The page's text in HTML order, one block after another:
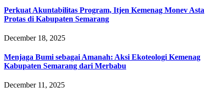
Perkuat Akuntabilitas Program, Itjen Kemenag Monev Asta
Protas di Kabupaten Semarang
December 18, 2025
Menjaga Bumi sebagai Amanah: Aksi Ekoteologi Kemenag
Kabupaten Semarang dari Merbabu
December 11, 2025